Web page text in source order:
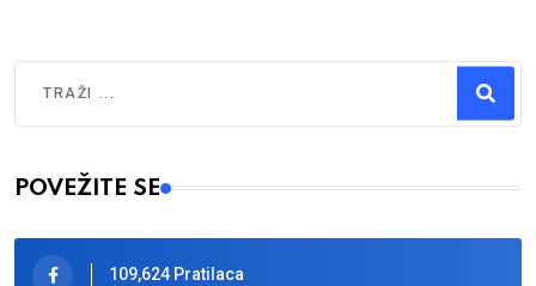
Type 2 or more characters for results.
POVEŽITE SE
109,624 Pratilaca